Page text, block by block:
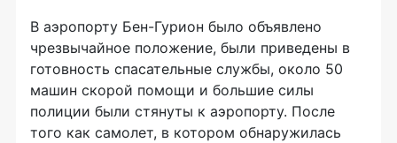
В аэропорту Бен-Гурион было объявлено
чрезвычайное положение, были приведены в
готовность спасательные службы, около 50
машин скорой помощи и большие силы
полиции были стянуты к аэропорту. После
того как самолет, в котором обнаружилась